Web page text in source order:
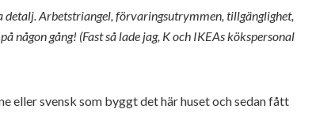
detalj. Arbetstriangel, förvaringsutrymmen, tillgänglighet,
gång! (Fast så lade jag, K och IKEAs kökspersonal
eller svensk som byggt det här huset och sedan fått